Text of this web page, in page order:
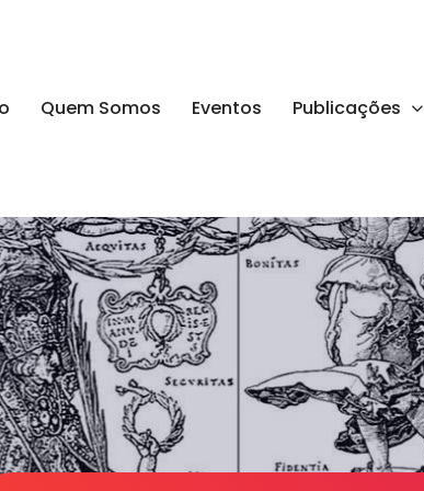
Quem Somos Eventos Publicações